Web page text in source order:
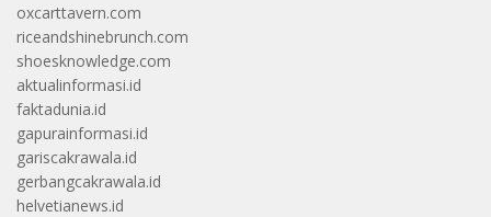
oxcarttavern.com
riceandshinebrunch.com
shoesknowledge.com
aktualinformasi.id
faktadunia.id
gapurainformasi.id
gariscakrawala.id
gerbangcakrawala.id
helvetianews.id